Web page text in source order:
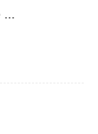
...